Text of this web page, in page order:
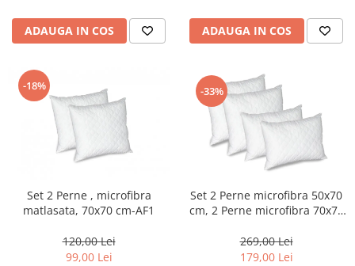
ADAUGA IN COS ADAUGA IN COS
-18%
Set 2 Perne , microfibra
matlasata, 70x70 cm-AF1
120,00 Lei
99,00 Lei
-33%
Set 2 Perne microfibra 50x70
cm, 2 Perne microfibra 70x70
269,00 Lei
179,00 Lei